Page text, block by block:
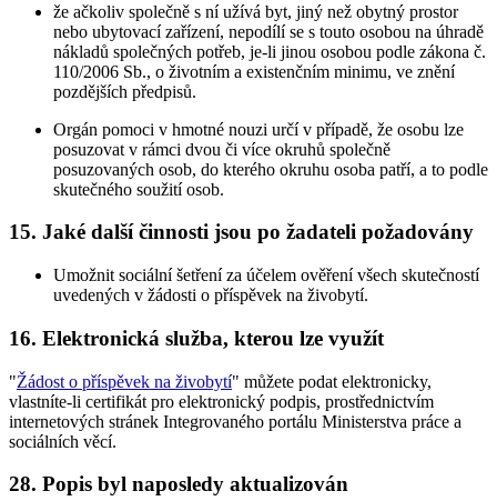
že ačkoliv společně s ní užívá byt, jiný než obytný prostor
nebo ubytovací zařízení, nepodílí se s touto osobou na úhradě
nákladů společných potřeb, je-li jinou osobou podle zákona č.
110/2006 Sb., o životním a existenčním minimu, ve znění
pozdějších předpisů.
Orgán pomoci v hmotné nouzi určí v případě, že osobu lze
posuzovat v rámci dvou či více okruhů společně
posuzovaných osob, do kterého okruhu osoba patří, a to podle
skutečného soužití osob.
15. Jaké další činnosti jsou po žadateli požadovány
Umožnit sociální šetření za účelem ověření všech skutečností
uvedených v žádosti o příspěvek na živobytí.
16. Elektronická služba, kterou lze využít
"Žádost o příspěvek na živobytí" můžete podat elektronicky,
vlastníte-li certifikát pro elektronický podpis, prostřednictvím
internetových stránek Integrovaného portálu Ministerstva práce a
sociálních věcí.
28. Popis byl naposledy aktualizován